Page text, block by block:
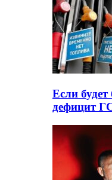
Если
дефицит